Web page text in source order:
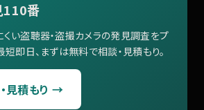
110番
い盗聴器・盗撮カメラの発見調査をプ
短即日、まずは無料で相談・見積もり。
見積もり →